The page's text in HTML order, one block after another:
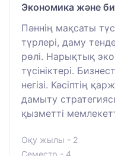
Экономика және
Пәннің мақсаты
түрлері, даму
рөлі. Нарықтық
түсініктері.
негізі. Кәсіптің
дамыту
қызметті
Оқу жылы - 2
Семестр - 4